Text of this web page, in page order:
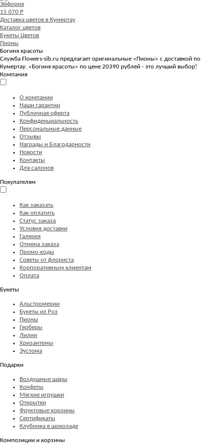
Эйфория
15 070 Р
Доставка цветов в Кумертау
Каталог цветов
Букеты Цветов
Пионы
Богиня красоты
Служба Flowers-sib.ru предлагает оригинальные «Пионы» с доставкой по
Кумертау. «Богиня красоты» по цене 20390 рублей - это лучший выбор!
Компания
О компании
Наши гарантии
Публичная оферта
Конфиденциальность
Персональные данные
Отзывы
Награды и Благодарности
Новости
Контакты
Для салонов
Покупателям
Как заказать
Как оплатить
Статус заказа
Условия доставки
Галерея
Отмена заказа
Промо-коды
Советы от флориста
Корпоративным клиентам
Оплата
Букеты
Альстромерии
Букеты из Роз
Пионы
Герберы
Лилии
Хризантемы
Эустома
Подарки
Воздушные шары
Конфеты
Мягкие игрушки
Открытки
Фруктовые корзины
Сертификаты
Клубника в шоколаде
Композиции и корзины